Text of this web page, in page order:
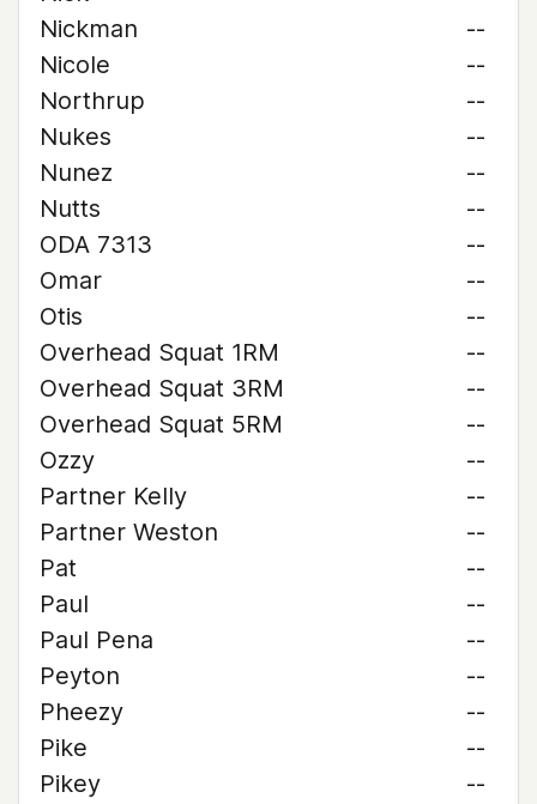
Nickman
--
Nicole
--
Northrup
--
Nukes
--
Nunez
--
Nutts
--
ODA 7313
--
Omar
--
Otis
--
Overhead Squat 1RM
--
Overhead Squat 3RM
--
Overhead Squat 5RM
--
Ozzy
--
Partner Kelly
--
Partner Weston
--
Pat
--
Paul
--
Paul Pena
--
Peyton
--
Pheezy
--
Pike
--
Pikey
--